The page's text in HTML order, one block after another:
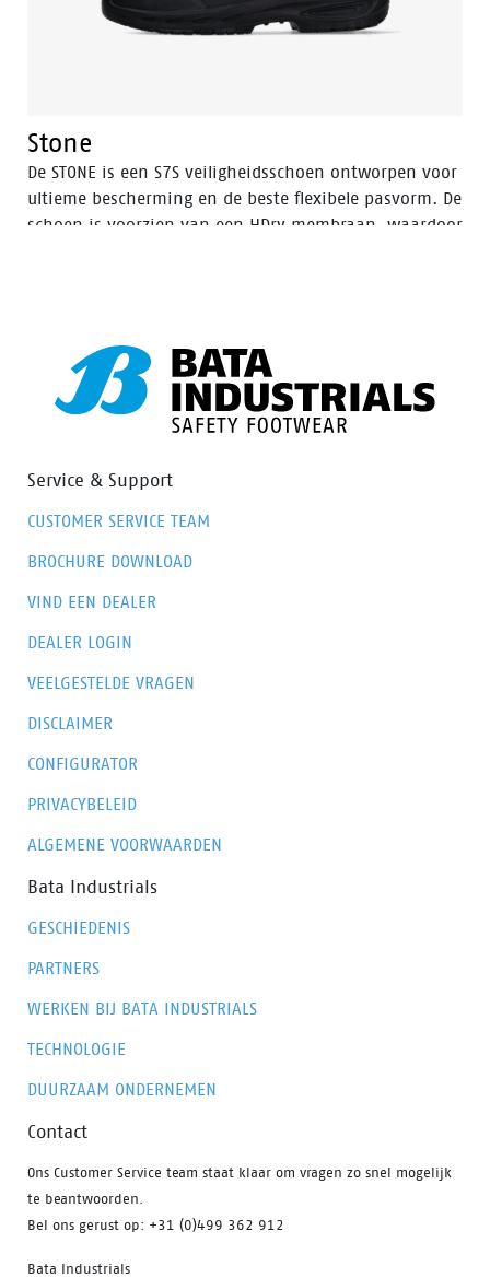
Stone
De STONE is een S7S veiligheidsschoen ontworpen voor
ultieme bescherming en de beste flexibele pasvorm. De
schoen is voorzien van een HDry membraan, waardoor
met Bata blauwe details ideaal voor natte
buitenomgevingen. Perfect veilig en duurzaam, de
STONE is de keuze voor veeleisende omstandigheden.
In de collectie hebben we ook een laag model met
Service & Support
CUSTOMER SERVICE TEAM
BROCHURE DOWNLOAD
VIND EEN DEALER
DEALER LOGIN
VEELGESTELDE VRAGEN
DISCLAIMER
CONFIGURATOR
PRIVACYBELEID
ALGEMENE VOORWAARDEN
Bata Industrials
GESCHIEDENIS
PARTNERS
WERKEN BIJ BATA INDUSTRIALS
TECHNOLOGIE
DUURZAAM ONDERNEMEN
Contact
Ons Customer Service team staat klaar om vragen zo snel mogelijk
te beantwoorden.
Bel ons gerust op: +31 (0)499 362 912
Bata Industrials